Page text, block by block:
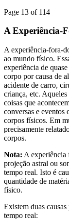
Page 13 of 114
A Experiência-
A experiência-fora-
ao mundo físico.
experiência de
corpo por causa de
acidente de carro,
criança, etc.
coisas que
conversas e eventos
corpos físicos. Em
precisamente
corpos.
Nota: A experiência
projeção astral ou
tempo real. Isto é
quantidade de
físico.
Existem duas
tempo real: